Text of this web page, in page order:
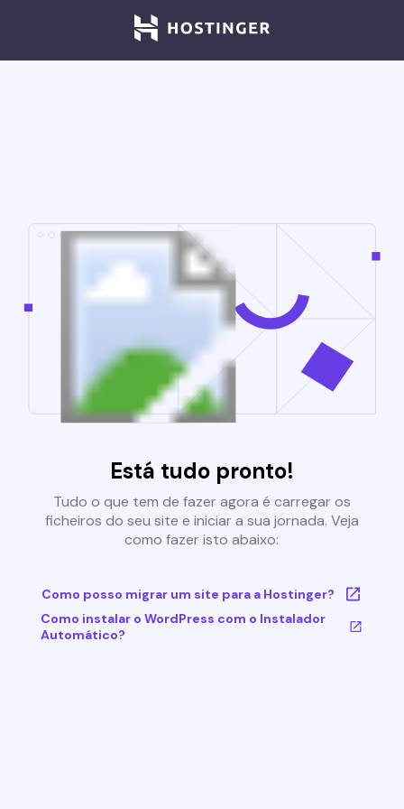
Está tudo pronto!
Tudo o que tem de fazer agora é carregar os
ficheiros do seu site e iniciar a sua jornada. Veja
como fazer isto abaixo:
Como posso migrar um site para a Hostinger?
Como instalar o WordPress com o Instalador
Automático?